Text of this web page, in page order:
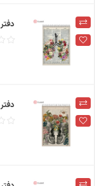
دفتر 80 برگ نئوپک طرح شش سایز A4
دفتر 80 برگ نئوپک طرح جمجمه سایز A4